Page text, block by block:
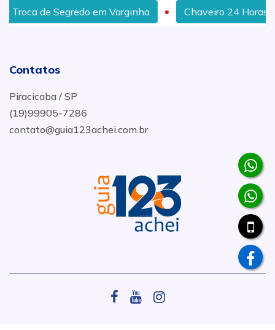
de Segredo em Varginha Chaveiro 24 Horas em
Contatos
Piracicaba / SP
(19)99905-7286
contato@guia123achei.com.br